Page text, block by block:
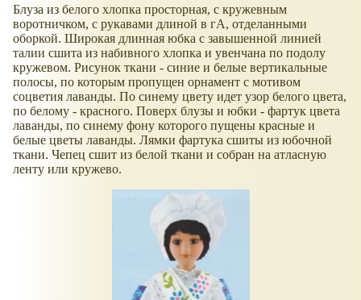
Блуза из белого хлопка просторная, с кружевным
воротничком, с рукавами длиной в гА, отделанными
оборкой. Широкая длинная юбка с завышенной линией
талии сшита из набивного хлопка и увенчана по подолу
кружевом. Рисунок ткани - синие и белые вертикальные
полосы, по которым пропущен орнамент с мотивом
соцветия лаванды. По синему цвету идет узор белого цвета,
по белому - красного. Поверх блузы и юбки - фартук цвета
лаванды, по синему фону которого пущены красные и
белые цветы лаванды. Лямки фартука сшиты из юбочной
ткани. Чепец сшит из белой ткани и собран на атласную
ленту или кружево.